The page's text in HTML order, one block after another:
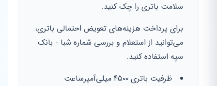
سلامت باتری را چک کنید.
برای پرداخت هزینه‌های تعویض احتمالی باتری،
می‌توانید از استعلام و بررسی شماره شبا - بانک
سپه استفاده کنید.
ظرفیت باتری ۴۵۰۰ میلی‌آمپرساعت